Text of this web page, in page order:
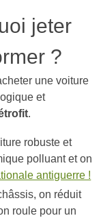
jeter
?
une voiture
et
.
robuste et
polluant et on
antiguerre !
on réduit
roule pour un